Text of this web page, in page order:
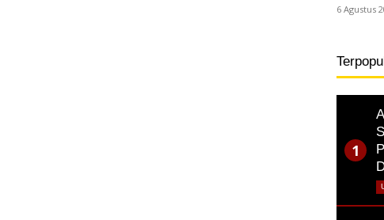
6 Agustus